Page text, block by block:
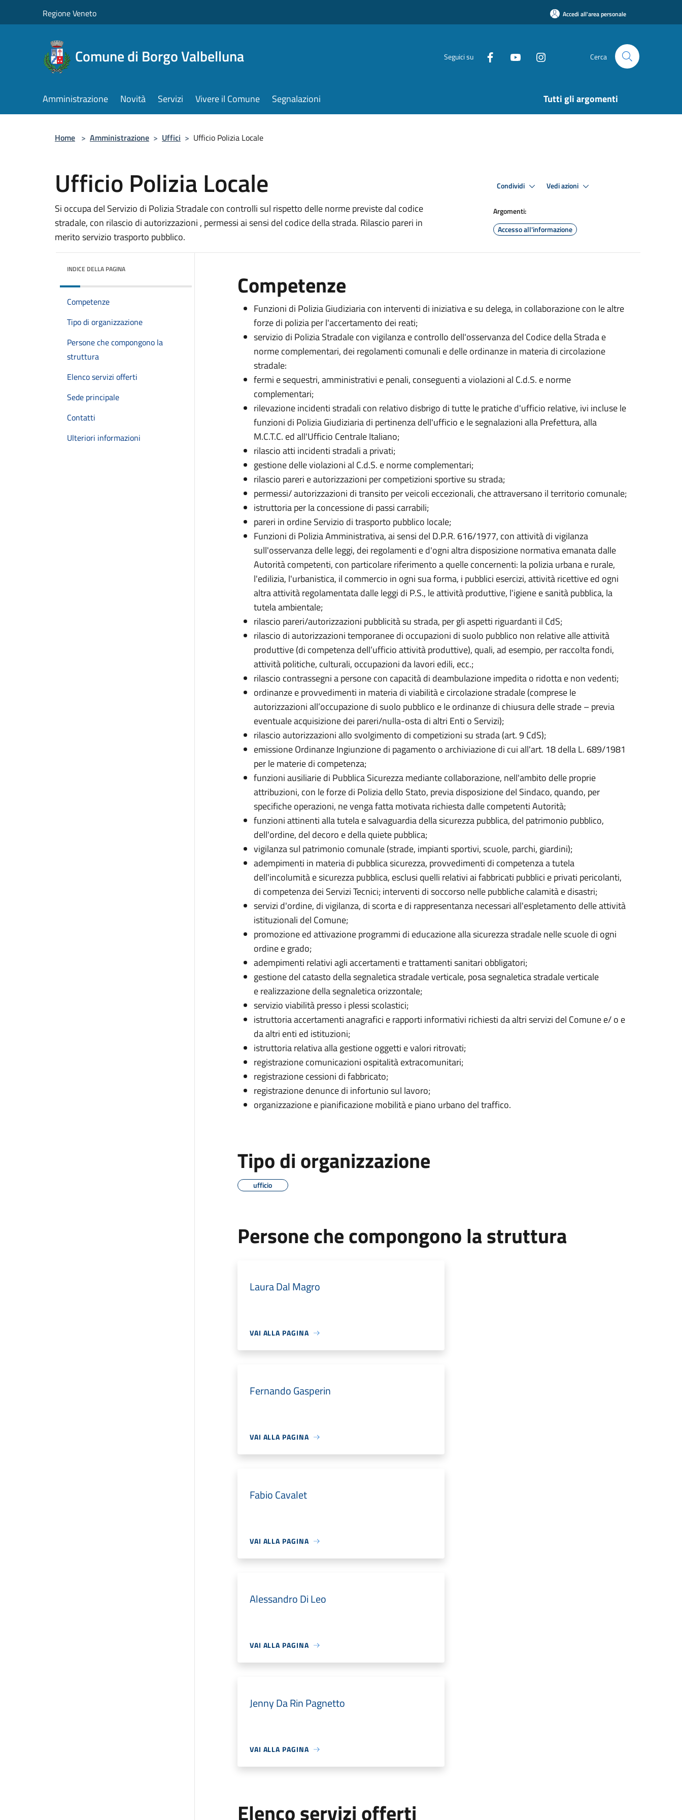
Regione Veneto Accedi all'area personale
Comune di Borgo Valbelluna Seguici su Cerca
Amministrazione Novità Servizi Vivere il Comune Segnalazioni Tutti gli argomenti
Home > Amministrazione > Uffici > Ufficio Polizia Locale
Ufficio Polizia Locale
Si occupa del Servizio di Polizia Stradale con controlli sul rispetto delle norme previste dal codice
stradale, con rilascio di autorizzazioni , permessi ai sensi del codice della strada. Rilascio pareri in
merito servizio trasporto pubblico.
Condividi Vedi azioni
Argomenti:
Accesso all'informazione
INDICE DELLA PAGINA
Competenze
Tipo di organizzazione
Persone che compongono la
struttura
Elenco servizi offerti
Sede principale
Contatti
Ulteriori informazioni
Competenze
Funzioni di Polizia Giudiziaria con interventi di iniziativa e su delega, in collaborazione con le altre
forze di polizia per l'accertamento dei reati;
servizio di Polizia Stradale con vigilanza e controllo dell'osservanza del Codice della Strada e
norme complementari, dei regolamenti comunali e delle ordinanze in materia di circolazione
stradale:
fermi e sequestri, amministrativi e penali, conseguenti a violazioni al C.d.S. e norme
complementari;
rilevazione incidenti stradali con relativo disbrigo di tutte le pratiche d'ufficio relative, ivi incluse le
funzioni di Polizia Giudiziaria di pertinenza dell'ufficio e le segnalazioni alla Prefettura, alla
M.C.T.C. ed all'Ufficio Centrale Italiano;
rilascio atti incidenti stradali a privati;
gestione delle violazioni al C.d.S. e norme complementari;
rilascio pareri e autorizzazioni per competizioni sportive su strada;
permessi/ autorizzazioni di transito per veicoli eccezionali, che attraversano il territorio comunale;
istruttoria per la concessione di passi carrabili;
pareri in ordine Servizio di trasporto pubblico locale;
Funzioni di Polizia Amministrativa, ai sensi del D.P.R. 616/1977, con attività di vigilanza
sull'osservanza delle leggi, dei regolamenti e d'ogni altra disposizione normativa emanata dalle
Autorità competenti, con particolare riferimento a quelle concernenti: la polizia urbana e rurale,
l'edilizia, l'urbanistica, il commercio in ogni sua forma, i pubblici esercizi, attività ricettive ed ogni
altra attività regolamentata dalle leggi di P.S., le attività produttive, l'igiene e sanità pubblica, la
tutela ambientale;
rilascio pareri/autorizzazioni pubblicità su strada, per gli aspetti riguardanti il CdS;
rilascio di autorizzazioni temporanee di occupazioni di suolo pubblico non relative alle attività
produttive (di competenza dell’ufficio attività produttive), quali, ad esempio, per raccolta fondi,
attività politiche, culturali, occupazioni da lavori edili, ecc.;
rilascio contrassegni a persone con capacità di deambulazione impedita o ridotta e non vedenti;
ordinanze e provvedimenti in materia di viabilità e circolazione stradale (comprese le
autorizzazioni all’occupazione di suolo pubblico e le ordinanze di chiusura delle strade – previa
eventuale acquisizione dei pareri/nulla-osta di altri Enti o Servizi);
rilascio autorizzazioni allo svolgimento di competizioni su strada (art. 9 CdS);
emissione Ordinanze Ingiunzione di pagamento o archiviazione di cui all'art. 18 della L. 689/1981
per le materie di competenza;
funzioni ausiliarie di Pubblica Sicurezza mediante collaborazione, nell'ambito delle proprie
attribuzioni, con le forze di Polizia dello Stato, previa disposizione del Sindaco, quando, per
specifiche operazioni, ne venga fatta motivata richiesta dalle competenti Autorità;
funzioni attinenti alla tutela e salvaguardia della sicurezza pubblica, del patrimonio pubblico,
dell'ordine, del decoro e della quiete pubblica;
vigilanza sul patrimonio comunale (strade, impianti sportivi, scuole, parchi, giardini);
adempimenti in materia di pubblica sicurezza, provvedimenti di competenza a tutela
dell'incolumità e sicurezza pubblica, esclusi quelli relativi ai fabbricati pubblici e privati pericolanti,
di competenza dei Servizi Tecnici; interventi di soccorso nelle pubbliche calamità e disastri;
servizi d'ordine, di vigilanza, di scorta e di rappresentanza necessari all'espletamento delle attività
istituzionali del Comune;
promozione ed attivazione programmi di educazione alla sicurezza stradale nelle scuole di ogni
ordine e grado;
adempimenti relativi agli accertamenti e trattamenti sanitari obbligatori;
gestione del catasto della segnaletica stradale verticale, posa segnaletica stradale verticale
e realizzazione della segnaletica orizzontale;
servizio viabilità presso i plessi scolastici;
istruttoria accertamenti anagrafici e rapporti informativi richiesti da altri servizi del Comune e/ o e
da altri enti ed istituzioni;
istruttoria relativa alla gestione oggetti e valori ritrovati;
registrazione comunicazioni ospitalità extracomunitari;
registrazione cessioni di fabbricato;
registrazione denunce di infortunio sul lavoro;
organizzazione e pianificazione mobilità e piano urbano del traffico.
Tipo di organizzazione
ufficio
Persone che compongono la struttura
Laura Dal Magro
VAI ALLA PAGINA
Fernando Gasperin
VAI ALLA PAGINA
Fabio Cavalet
VAI ALLA PAGINA
Alessandro Di Leo
VAI ALLA PAGINA
Jenny Da Rin Pagnetto
VAI ALLA PAGINA
Elenco servizi offerti